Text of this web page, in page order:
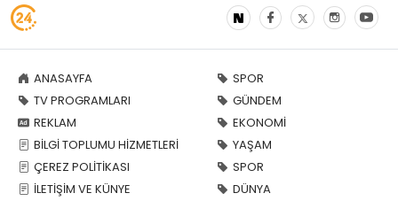
ANASAYFA
TV PROGRAMLARI
REKLAM
BİLGİ TOPLUMU HİZMETLERİ
ÇEREZ POLİTİKASI
İLETİŞİM VE KÜNYE
SPOR
GÜNDEM
EKONOMİ
YAŞAM
SPOR
DÜNYA